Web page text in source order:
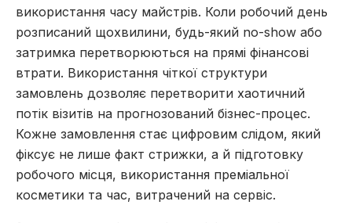
використання часу майстрів. Коли робочий день
розписаний щохвилини, будь-який no-show або
затримка перетворюються на прямі фінансові
втрати. Використання чіткої структури
замовлень дозволяє перетворити хаотичний
потік візитів на прогнозований бізнес-процес.
Кожне замовлення стає цифровим слідом, який
фіксує не лише факт стрижки, а й підготовку
робочого місця, використання преміальної
косметики та час, витрачений на сервіс.